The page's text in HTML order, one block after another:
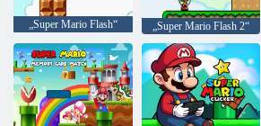
„Super Mario Flash“ „Super Mario Flash 2“